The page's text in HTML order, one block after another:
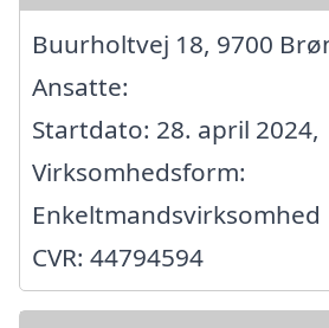
Buurholtvej 18, 9700
Ansatte:
Startdato: 28. april 2024,
Virksomhedsform:
Enkeltmandsvirksomhed
CVR: 44794594